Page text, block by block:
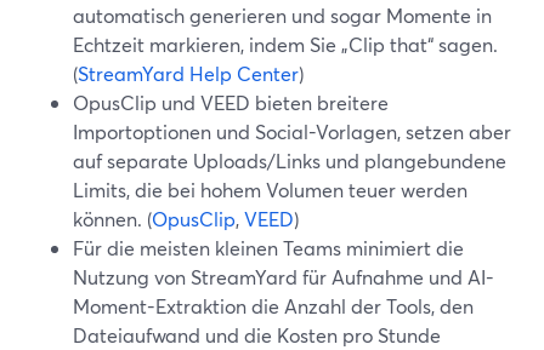
automatisch generieren und sogar Momente in
Echtzeit markieren, indem Sie „Clip that“ sagen.
(StreamYard Help Center)
OpusClip und VEED bieten breitere
Importoptionen und Social-Vorlagen, setzen aber
auf separate Uploads/Links und plangebundene
Limits, die bei hohem Volumen teuer werden
können. (OpusClip,VEED)
Für die meisten kleinen Teams minimiert die
Nutzung von StreamYard für Aufnahme und AI-
Moment-Extraktion die Anzahl der Tools, den
Dateiaufwand und die Kosten pro Stunde